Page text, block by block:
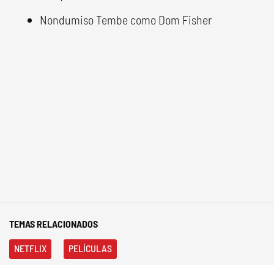
Nondumiso Tembe como Dom Fisher
TEMAS RELACIONADOS
NETFLIX PELÍCULAS